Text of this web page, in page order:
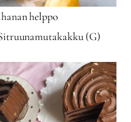
helppo
(G)